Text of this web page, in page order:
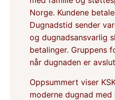
Norge. Kundene
Dugnadstid sender
og dugnadsansvarlig
betalinger. Gruppens
når dugnaden er
Oppsummert viser
moderne dugnad